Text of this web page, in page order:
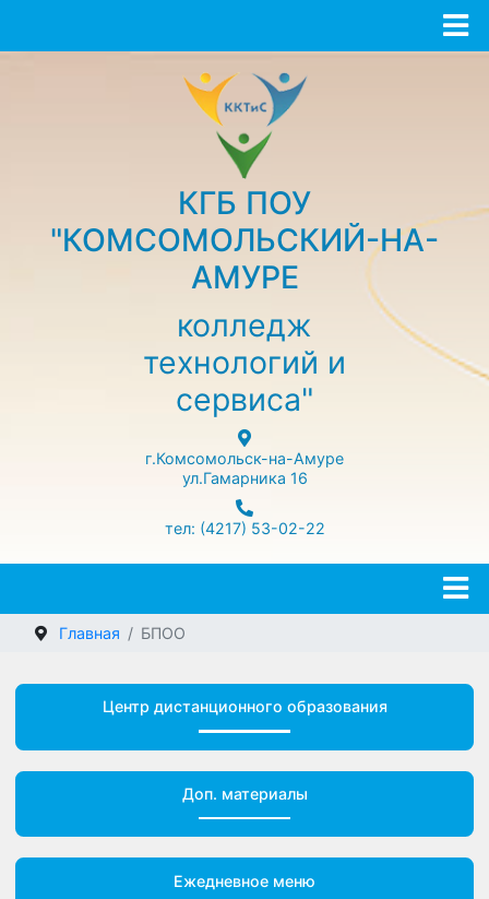
КГБ ПОУ
"КОМСОМОЛЬСКИЙ-НА-
АМУРЕ
колледж
технологий и
сервиса"
г.Комсомольск-на-Амуре
ул.Гамарника 16
Доп. материалы